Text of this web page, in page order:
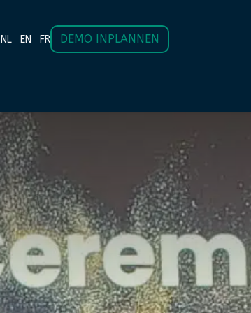
NL EN FR DEMO INPLANNEN